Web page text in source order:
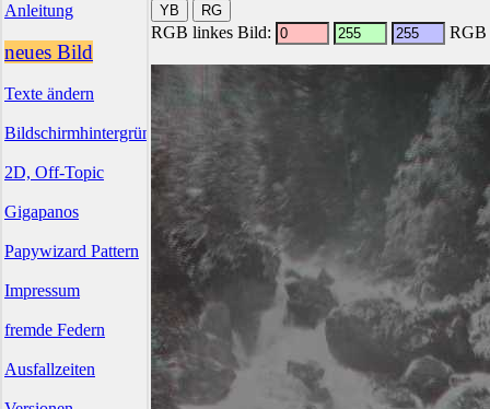
Anleitung
neues Bild
Texte ändern
Bildschirmhintergründe
2D, Off-Topic
Gigapanos
Papywizard Pattern
Impressum
fremde Federn
Ausfallzeiten
RGB linkes Bild: RGB